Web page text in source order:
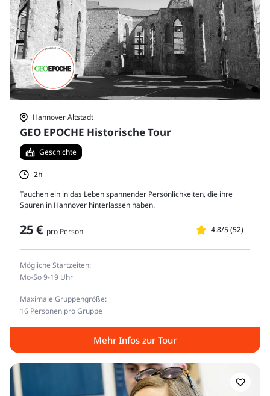
GEO EPOCHE Historische Tour
Hannover Altstadt
Geschichte
2h
Tauchen ein in das Leben spannender Persönlichkeiten, die ihre
Spuren in Hannover hinterlassen haben.
4.8/5 (52)
25 € pro Person
Mögliche Startzeiten:
Mo-So 9-19 Uhr
Maximale Gruppengröße:
16 Personen pro Gruppe
Mehr Infos zur Tour